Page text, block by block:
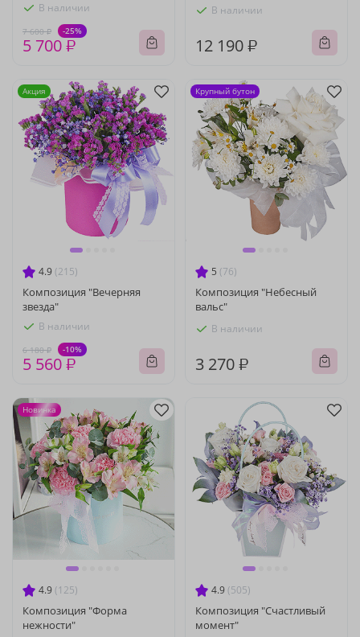
В наличии
7 600 ₽ -25%
5 700 ₽
В наличии
12 190 ₽
4.9 (215)
Композиция "Вечерняя
звезда"
В наличии
6 180 ₽ -10%
5 560 ₽
Акция
5 (76)
Композиция "Небесный
вальс"
В наличии
3 270 ₽
Крупный бутон
4.9 (125)
Композиция "Форма
нежности"
Новинка
4.9 (505)
Композиция "Счастливый
момент"